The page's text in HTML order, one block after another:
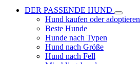
DER PASSENDE HUND
Hund kaufen oder adoptieren
Beste Hunde
Hunde nach Typen
Hund nach Größe
Hund nach Fell